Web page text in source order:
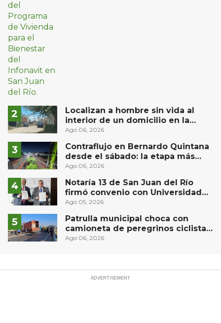
Localizan a hombre sin vida al
interior de un domicilio en la
comunidad El Rodeo, San Juan del
Ago 06, 2026
Contraflujo en Bernardo Quintana
desde el sábado: la etapa más
compleja del operativo vial
Ago 06, 2026
Notaría 13 de San Juan del Río
firmó convenio con Universidad
Privada del Bajío para recibir
Ago 05, 2026
Patrulla municipal choca con
camioneta de peregrinos ciclistas
en la autopista México-Querétaro
Ago 06, 2026